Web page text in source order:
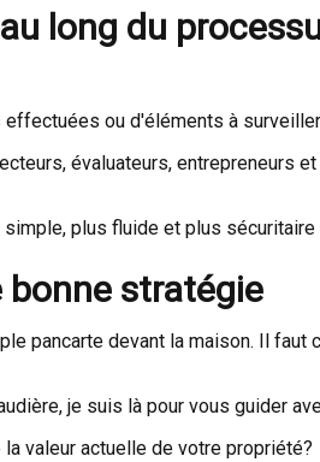
long du
ou d'éléments à
évaluateurs, entrepreneurs
plus fluide et plus sécuritaire
bonne stratégie
pancarte devant la maison. Il
je suis là pour vous guider
valeur actuelle de votre propriété?